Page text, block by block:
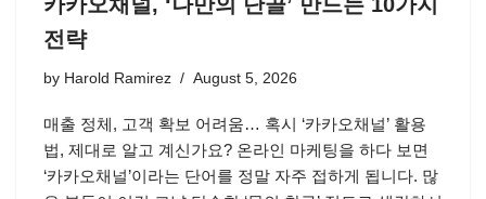
전략
by Harold Ramirez August 5, 2026
매출 정체, 고객 확보 어려움… 혹시 ‘카카오채널’ 활용
법, 제대로 알고 계신가요? 온라인 마케팅을 하다 보면
‘카카오채널’이라는 단어를 정말 자주 접하게 됩니다. 많